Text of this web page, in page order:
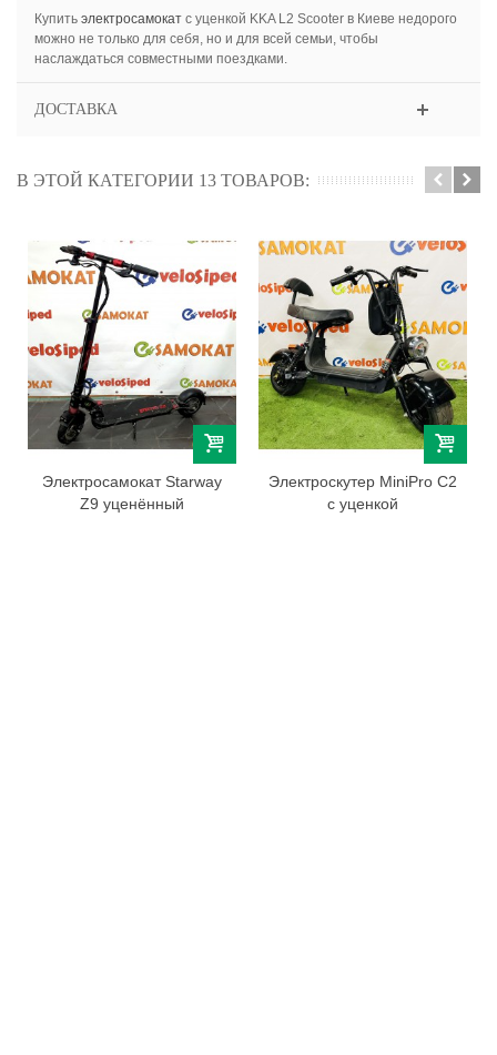
Купить электросамокатс уценкой KKA L2 Scooter в Киеве недорого
можно не только для себя, но и для всей семьи, чтобы
наслаждаться совместными поездками.
ДОСТАВКА
В ЭТОЙ КАТЕГОРИИ 13 ТОВАРОВ:
Электросамокат Starway
Z9 уценённый
Электроскутер MiniPro C2
с уценкой